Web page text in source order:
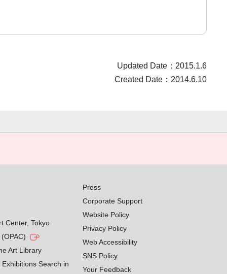
Updated Date：2015.1.6
Created Date：2014.6.10
Center, Tokyo
Art Library
Search in
Press
Corporate Support
Website Policy
Privacy Policy
Web Accessibility
SNS Policy
Your Feedback